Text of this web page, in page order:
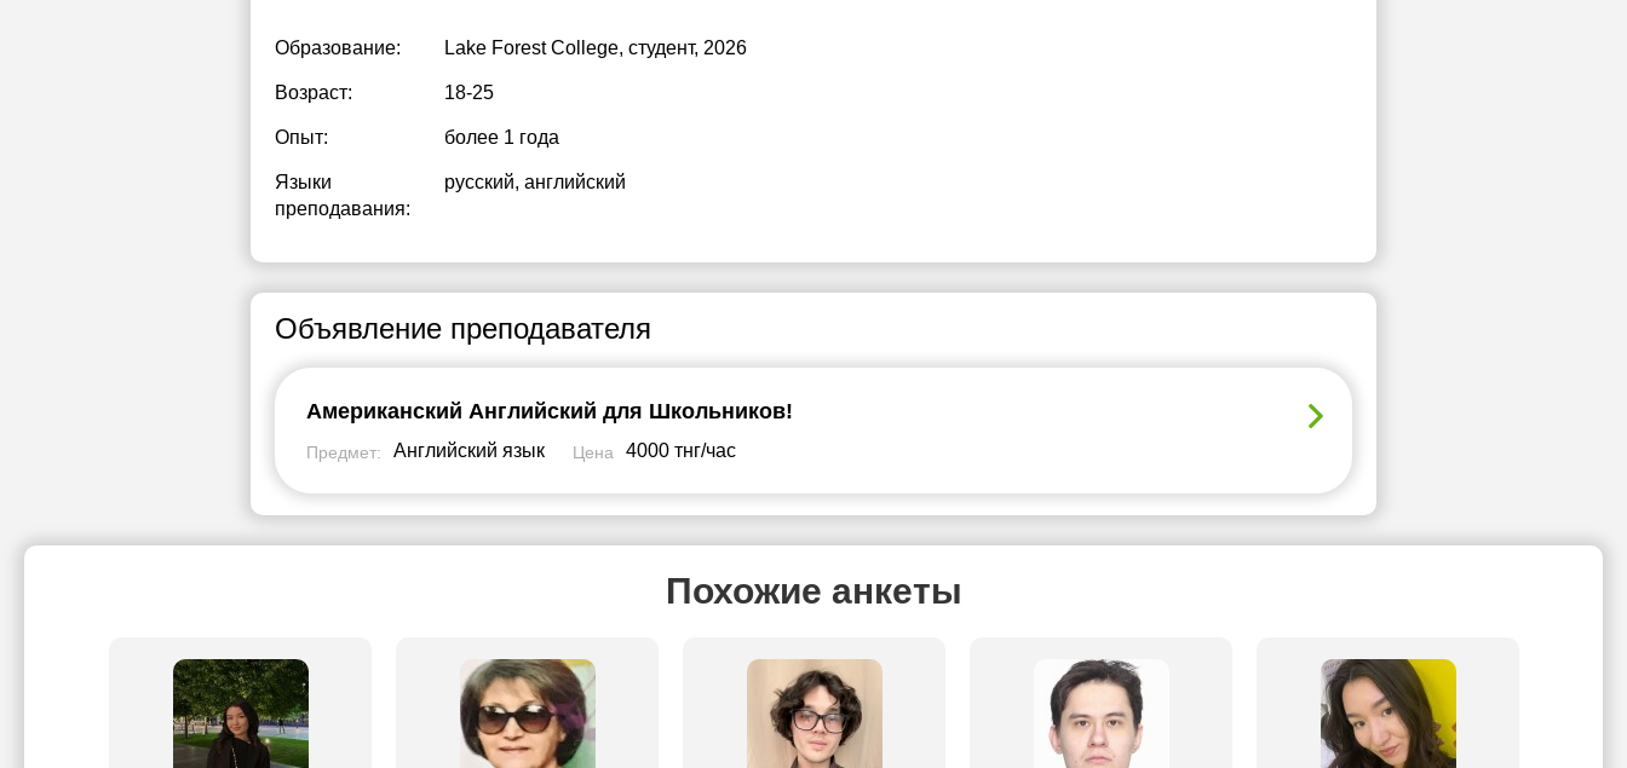
Образование: Lake Forest College, студент, 2026
Возраст: 18-25
Опыт: более 1 года
Языки
преподавания:
русский, английский
Объявление преподавателя
Американский Английский для Школьников!
Предмет: Английский язык Цена 4000 тнг/час
Похожие анкеты